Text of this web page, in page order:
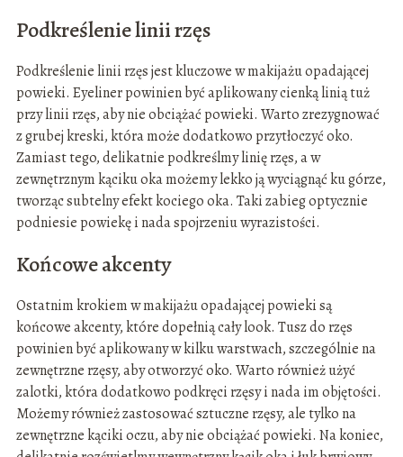
Podkreślenie linii rzęs
Podkreślenie linii rzęs jest kluczowe w makijażu opadającej
powieki. Eyeliner powinien być aplikowany cienką linią tuż
przy linii rzęs, aby nie obciążać powieki. Warto zrezygnować
z grubej kreski, która może dodatkowo przytłoczyć oko.
Zamiast tego, delikatnie podkreślmy linię rzęs, a w
zewnętrznym kąciku oka możemy lekko ją wyciągnąć ku górze,
tworząc subtelny efekt kociego oka. Taki zabieg optycznie
podniesie powiekę i nada spojrzeniu wyrazistości.
Końcowe akcenty
Ostatnim krokiem w makijażu opadającej powieki są
końcowe akcenty, które dopełnią cały look. Tusz do rzęs
powinien być aplikowany w kilku warstwach, szczególnie na
zewnętrzne rzęsy, aby otworzyć oko. Warto również użyć
zalotki, która dodatkowo podkręci rzęsy i nada im objętości.
Możemy również zastosować sztuczne rzęsy, ale tylko na
zewnętrzne kąciki oczu, aby nie obciążać powieki. Na koniec,